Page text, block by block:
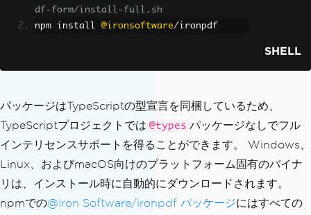
df-form/install-full.sh
npm install @ironsoftware/ironpdf
SHELL
パッケージはTypeScriptの型宣言を同梱しているため、
TypeScriptプロジェクトでは @types パッケージなしでフル
インテリセンスサポートを得ることができます。 Windows、
Linux、およびmacOS向けのプラットフォーム固有のバイナ
リは、インストール時に自動的にダウンロードされます。
npmでの@Iron Software/ironpdf パッケージにはすべての